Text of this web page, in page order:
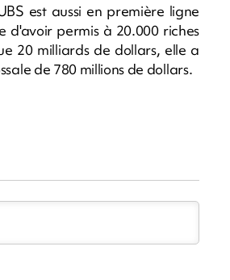
est aussi en première ligne
d'avoir permis à 20.000 riches
20 milliards de dollars, elle a
de 780 millions de dollars.